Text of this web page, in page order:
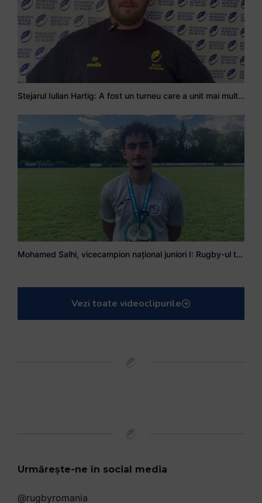
Stejarul Iulian Hartig: A fost un turneu care a unit mai mult echipa
Mohamed Salhi, vicecampion național juniori I: Rugby-ul te învață să accepți și înfrângerile
Vezi toate videoclipurile
Urmărește-ne în social media
@rugbyromania